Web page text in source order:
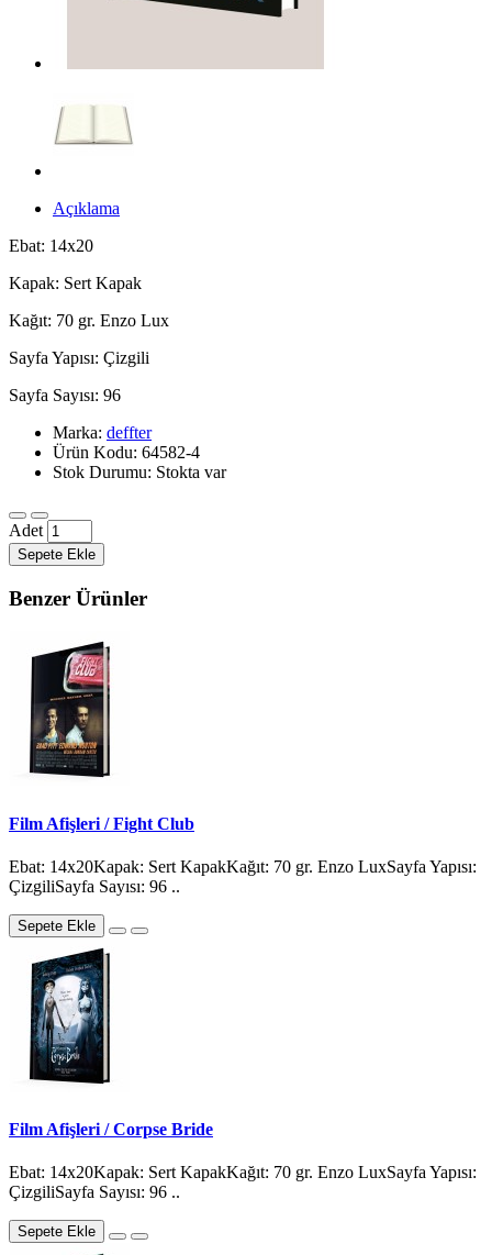
Açıklama
Ebat: 14x20
Kapak: Sert Kapak
Kağıt: 70 gr. Enzo Lux
Sayfa Yapısı: Çizgili
Sayfa Sayısı: 96
Marka: deffter
Ürün Kodu: 64582-4
Stok Durumu: Stokta var
Adet
Sepete Ekle
Benzer Ürünler
Film Afişleri / Fight Club
Ebat: 14x20Kapak: Sert KapakKağıt: 70 gr. Enzo LuxSayfa Yapısı:
ÇizgiliSayfa Sayısı: 96 ..
Sepete Ekle
Film Afişleri / Corpse Bride
Ebat: 14x20Kapak: Sert KapakKağıt: 70 gr. Enzo LuxSayfa Yapısı:
ÇizgiliSayfa Sayısı: 96 ..
Sepete Ekle